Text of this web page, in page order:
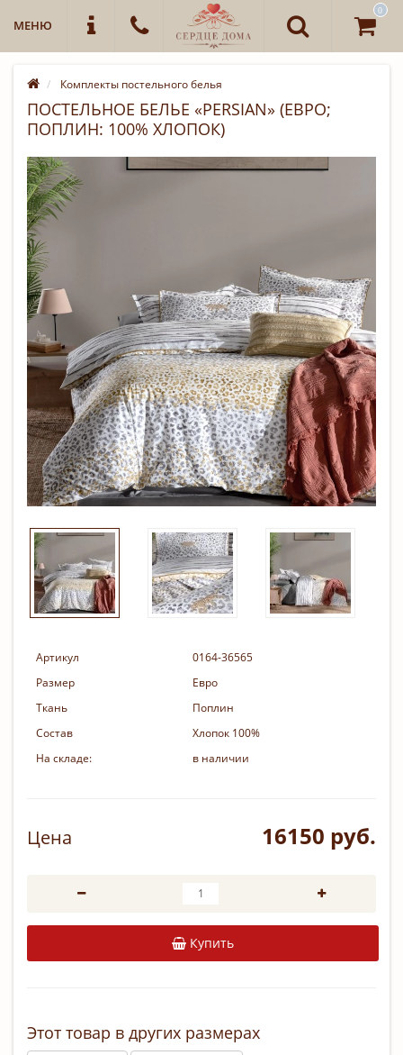
МЕНЮ
0
Комплекты постельного белья
ПОСТЕЛЬНОЕ БЕЛЬЕ «PERSIAN» (ЕВРО;
ПОПЛИН: 100% ХЛОПОК)
Артикул
0164-36565
Размер
Евро
Ткань
Поплин
Состав
Хлопок 100%
На складе:
в наличии
Цена 16150 руб.
Купить
Этот товар в других размерах